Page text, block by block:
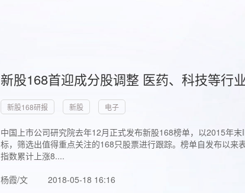
新股168首迎成分股调整 医药、科技等行
新股168研报 新股 电子
中国上市公司研究院去年12月正式发布新股168榜单，以2015年
标，筛选出值得重点关注的168只股票进行跟踪。榜单自发布以
指数累计上涨8....
杨霞/文
2018-05-18 16:16